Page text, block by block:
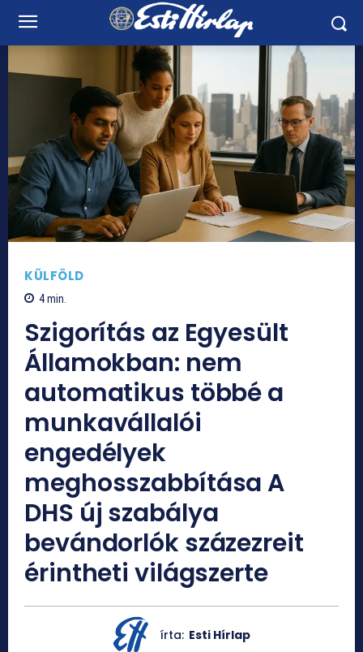
KÜLFÖLD
4min.
Szigorítás az Egyesült
Államokban: nem
automatikus többé a
munkavállalói
engedélyek
meghosszabbítása A
DHS új szabálya
bevándorlók százezreit
érintheti világszerte
írta: Esti Hírlap